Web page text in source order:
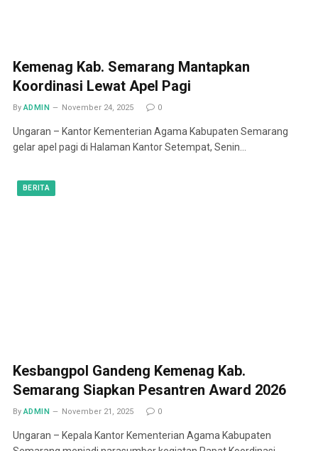
Kemenag Kab. Semarang Mantapkan
Koordinasi Lewat Apel Pagi
By ADMIN November 24, 2025 0
Ungaran – Kantor Kementerian Agama Kabupaten Semarang
gelar apel pagi di Halaman Kantor Setempat, Senin…
BERITA
Kesbangpol Gandeng Kemenag Kab.
Semarang Siapkan Pesantren Award 2026
By ADMIN November 21, 2025 0
Ungaran – Kepala Kantor Kementerian Agama Kabupaten